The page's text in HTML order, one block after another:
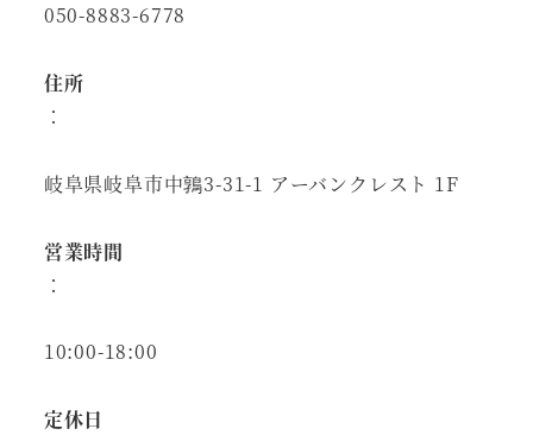
050-8883-6778
住所
：
岐阜県岐阜市中鶉3-31-1 アーバンクレスト 1F
営業時間
：
10:00-18:00
定休日